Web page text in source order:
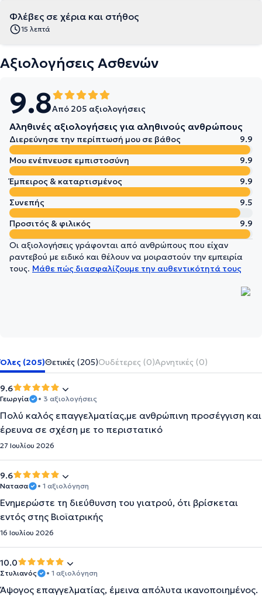
Φλέβες σε χέρια και στήθος
15 λεπτά
Αξιολογήσεις Ασθενών
9.8Από 205 αξιολογήσεις
Αληθινές αξιολογήσεις για αληθινούς ανθρώπους
Διερεύνησε την περίπτωσή μου σε βάθος
9.9
Μου ενέπνευσε εμπιστοσύνη
9.9
Έμπειρος & καταρτισμένος
9.9
Συνεπής
9.5
Προσιτός & φιλικός
9.9
Οι αξιολογήσεις γράφονται από ανθρώπους που είχαν
ραντεβού με ειδικό και θέλουν να μοιραστούν την εμπειρία
τους. Μάθε πώς διασφαλίζουμε την αυθεντικότητά τους
Όλες (205)Θετικές (205)Ουδέτερες (0)Αρνητικές (0)
9.6
Γεωργία • 3 αξιολογήσεις
Πολύ καλός επαγγελματίας,με ανθρώπινη προσέγγιση και
έρευνα σε σχέση με το περιστατικό
27 Ιουλίου 2026
9.6
Νατασα • 1 αξιολόγηση
Ενημερώστε τη διεύθυνση του γιατρού, ότι βρίσκεται
εντός στης Βιοϊατρικής
16 Ιουλίου 2026
10.0
Στυλιανός • 1 αξιολόγηση
Άψογος επαγγελματίας, έμεινα απόλυτα ικανοποιημένος.